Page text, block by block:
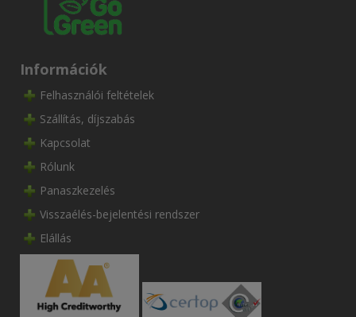
Információk
Felhasználói feltételek
Szállítás, díjszabás
Kapcsolat
Rólunk
Panaszkezelés
Visszaélés-bejelentési rendszer
Elállás